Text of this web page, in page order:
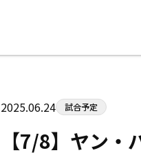
Tel/Fax：042-622-7222
2025.06.24 試合予定
【7/8】ヤン